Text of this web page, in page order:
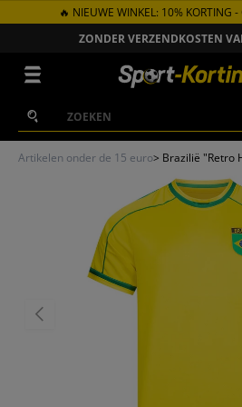
GA NAAR INHOUD
🔥 NIEUWE WINKEL: 10% KORTING -
ZONDER VERZENDKOSTEN
Zoeken
Zoeken
Artikelen onder de 15 euro> Brazilië "Retro
VORIGE